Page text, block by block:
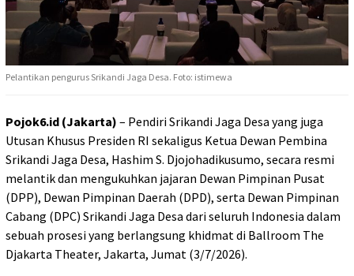
Pelantikan pengurus Srikandi Jaga Desa. Foto: istimewa
Pojok6.id (Jakarta) – Pendiri Srikandi Jaga Desa yang juga
Utusan Khusus Presiden RI sekaligus Ketua Dewan Pembina
Srikandi Jaga Desa, Hashim S. Djojohadikusumo, secara resmi
melantik dan mengukuhkan jajaran Dewan Pimpinan Pusat
(DPP), Dewan Pimpinan Daerah (DPD), serta Dewan Pimpinan
Cabang (DPC) Srikandi Jaga Desa dari seluruh Indonesia dalam
sebuah prosesi yang berlangsung khidmat di Ballroom The
Djakarta Theater, Jakarta, Jumat (3/7/2026).